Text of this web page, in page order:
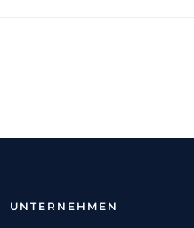
UNTERNEHMEN